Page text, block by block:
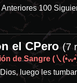
de hace más de 3
Anteriores 100
el CPero(7
de Sangre (㇏
luego les